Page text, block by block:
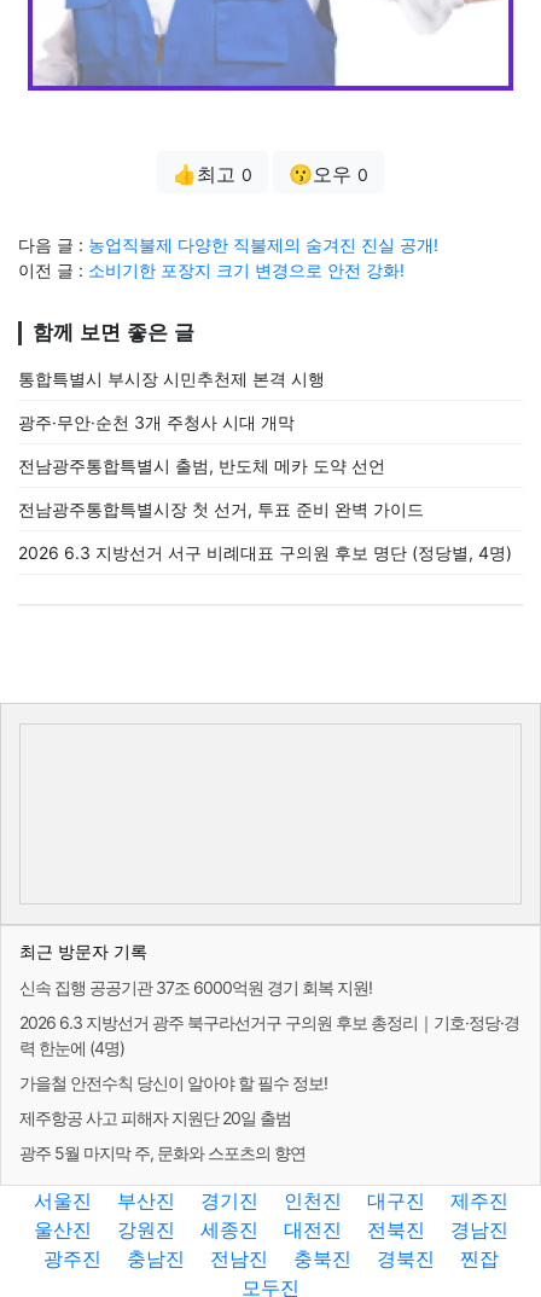
👍최고 0 😗오우 0
다음 글 : 농업직불제 다양한 직불제의 숨겨진 진실 공개!
이전 글 : 소비기한 포장지 크기 변경으로 안전 강화!
함께 보면 좋은 글
통합특별시 부시장 시민추천제 본격 시행
광주·무안·순천 3개 주청사 시대 개막
전남광주통합특별시 출범, 반도체 메카 도약 선언
전남광주통합특별시장 첫 선거, 투표 준비 완벽 가이드
2026 6.3 지방선거 서구 비례대표 구의원 후보 명단 (정당별, 4명)
최근 방문자 기록
신속 집행 공공기관 37조 6000억원 경기 회복 지원!
2026 6.3 지방선거 광주 북구라선거구 구의원 후보 총정리｜기호·정당·경
력 한눈에 (4명)
가을철 안전수칙 당신이 알아야 할 필수 정보!
제주항공 사고 피해자 지원단 20일 출범
광주 5월 마지막 주, 문화와 스포츠의 향연
서울진 부산진 경기진 인천진 대구진
제주진
울산진
강원진 세종진 대전진 전북진
경남진
광주진
충남진 전남진 충북진 경북진
찐잡
모두진